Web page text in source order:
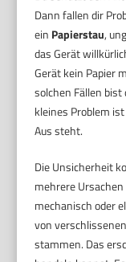
Dann fallen dir
ein Papierstau,
das Gerät
Gerät kein Papier
solchen Fällen bist
kleines Problem
Aus steht.
Die Unsicherheit
mehrere
mechanisch oder
von
stammen. Das